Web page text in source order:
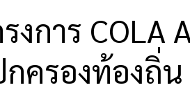
งการ
ครองท้องถิ่